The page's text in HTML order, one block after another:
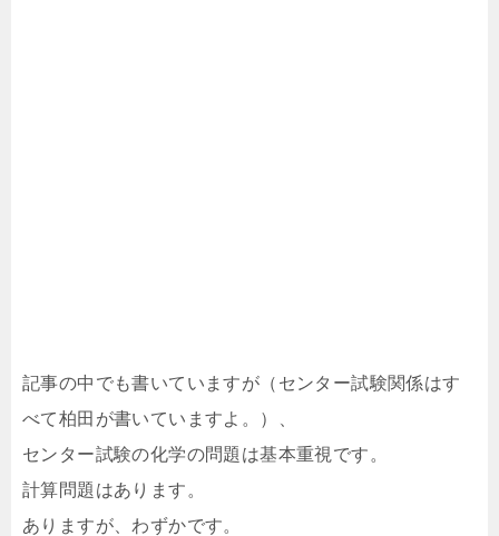
記事の中でも書いていますが（センター試験関係はす
べて柏田が書いていますよ。）、
センター試験の化学の問題は基本重視です。
計算問題はあります。
ありますが、わずかです。